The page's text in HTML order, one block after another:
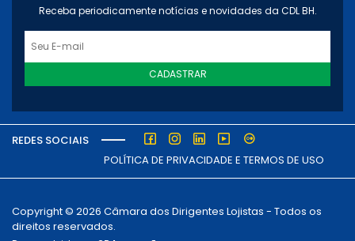
Receba periodicamente notícias e novidades da CDL BH.
CADASTRAR
REDES SOCIAIS
POLÍTICA DE PRIVACIDADE E TERMOS DE USO
Copyright © 2026 Câmara dos Dirigentes Lojistas - Todos os
direitos reservados.